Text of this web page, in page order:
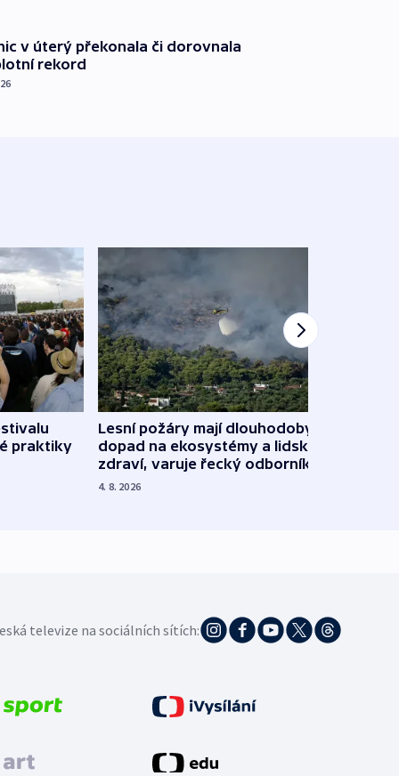
v úterý překonala či dorovnala
rekord
praktiky
Lesní požáry mají dlouhodobý
dopad na ekosystémy a lidské
zdraví, varuje řecký odborník
4. 8. 2026
televize na sociálních sítích: